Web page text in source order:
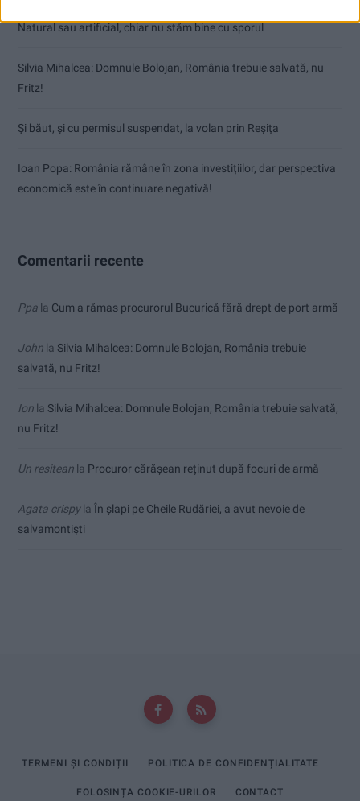
Natural sau artificial, chiar nu stăm bine cu sporul
Silvia Mihalcea: Domnule Bolojan, România trebuie salvată, nu
Fritz!
Și băut, și cu permisul suspendat, la volan prin Reșița
Ioan Popa: România rămâne în zona investițiilor, dar perspectiva
economică este în continuare negativă!
Comentarii recente
Ppa la Cum a rămas procurorul Bucurică fără drept de port armă
John la Silvia Mihalcea: Domnule Bolojan, România trebuie
salvată, nu Fritz!
Ion la Silvia Mihalcea: Domnule Bolojan, România trebuie salvată,
nu Fritz!
Un resitean la Procuror cărășean reținut după focuri de armă
Agata crispyla În șlapi pe Cheile Rudăriei, a avut nevoie de
salvamontiști
TERMENI ȘI CONDIȚII POLITICA DE CONFIDENȚIALITATE
FOLOSINȚA COOKIE-URILOR CONTACT